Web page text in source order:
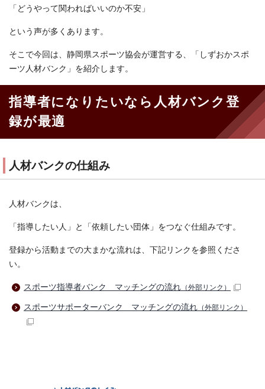
「どうやって関わればいいのか不安」
という声が多くあります。
そこで今回は、静岡県スポーツ協会が運営する、「しずおかスポ
ーツ人材バンク」を紹介します。
指導者になりたいなら人材バンク登
録が最適
人材バンクの仕組み
人材バンクは、
「指導したい人」と「依頼したい団体」をつなぐ仕組みです。
登録から活動までの大まかな流れは、下記リンクを参照くださ
い。
スポーツ指導者バンク マッチングの流れ （外部リンク）
スポーツサポーターバンク マッチングの流れ （外部リンク）